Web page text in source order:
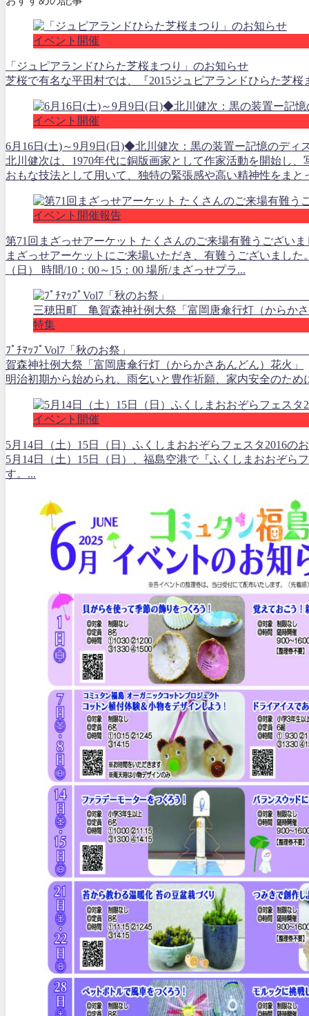
イベント開催
「ジュピアランドひらた芝桜まつり」のお知らせ
芝桜で有名な平田村では、『2015ジュピアランドひらた芝桜
イベント開催
6月16日(土)～9月9日(日)◆北川健次：黒の装置ー記憶のディ
北川健次は、1970年代に銅版画家として作家活動を開始し
おもな技法として用いて、独特の緊張感や高い精神性をまと
イベント開催報告
第71回まざっせアーケット たくさんのご来場有難うございま
まざっせアーケットにご来場いただき、有難うございました
（日） 時間/10：00～15：00 場所/まざっせプラ...
特集
ﾌﾟﾁﾏｯﾌﾟVol7「秋のお祭」 ②郡
賀森神社例大祭「富岡唐傘行灯（からかさあんどん）花火」
明治初期から始められ、雨乞いと豊作祈願、家内安全のため
イベント開催
5月14日（土）15日（日）ふくしまおおぞらフェスタ2016の
5月14日（土）15日（日）、福島空港で『ふくしまおおぞら
す。...